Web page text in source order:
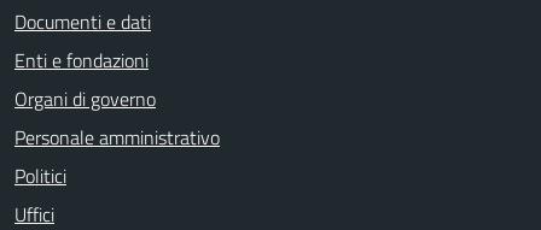
Documenti e dati
Enti e fondazioni
Organi di governo
Personale amministrativo
Politici
Uffici